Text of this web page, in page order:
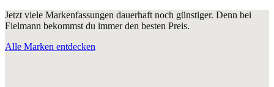
Jetzt viele Markenfassungen dauerhaft noch günstiger. Denn bei
Fielmann bekommst du immer den besten Preis.
Alle Marken entdecken